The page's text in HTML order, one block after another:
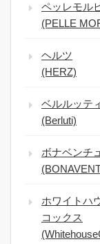
ペッレモル
(PELLE
ヘルツ
(HERZ)
ベルルッテ
(Berluti)
ボナベンチ
ホワイトハ
コックス